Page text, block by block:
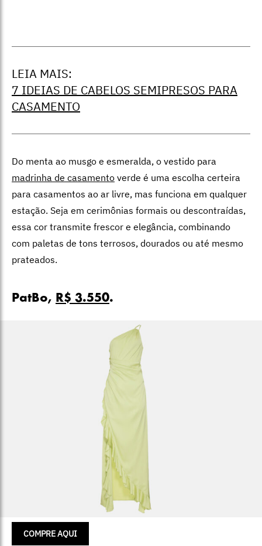
LEIA MAIS:
7 IDEIAS DE CABELOS SEMIPRESOS PARA
CASAMENTO
Do menta ao musgo e esmeralda, o vestido para
madrinha de casamento verde é uma escolha certeira
para casamentos ao ar livre, mas funciona em qualquer
estação. Seja em cerimônias formais ou descontraídas,
essa cor transmite frescor e elegância, combinando
com paletas de tons terrosos, dourados ou até mesmo
prateados.
PatBo, R$ 3.550.
COMPRE AQUI